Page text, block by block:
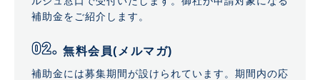
補助金をご紹介します。
無料会員(メルマガ)
補助金には募集期間が設けられています。期間内の応